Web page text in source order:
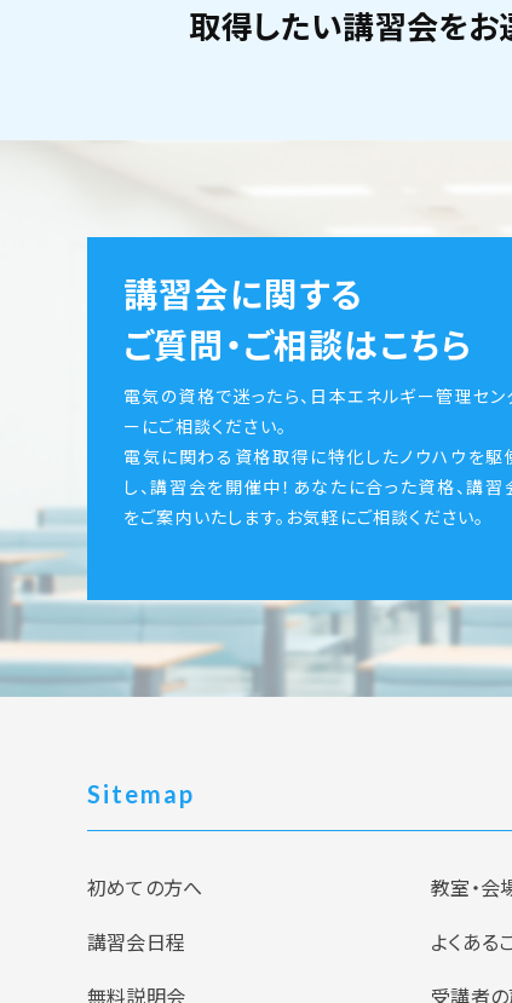
取得したい講習会をお
講習会に関する
ご質問・ご相談はこちら
電気の資格で迷ったら、日本エネルギー管理セン
ーにご相談ください。
電気に関わる資格取得に特化したノウハウを駆
し、講習会を開催中！あなたに合った資格、講習
をご案内いたします。お気軽にご相談ください。
Sitemap
初めての方へ
教室・会
講習会日程
よくある
無料説明会
受講者